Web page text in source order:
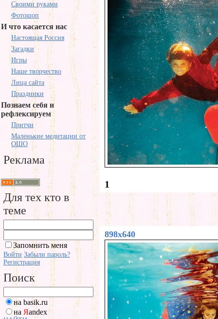
Своими руками
Фотошоп
И что касается нас
Настоящая Россия
Загадки
Игры
Наше творчество
Лица сайта
Праздники
Познаем себя и
рефлексируем
Притчи
Маленькие медитации от
ОШО
Реклама
Для тех кто в
теме
Запомнить меня
Войти Забыли пароль?
Регистрация
Поиск
на basik.ru
на Яandex
1
898x640